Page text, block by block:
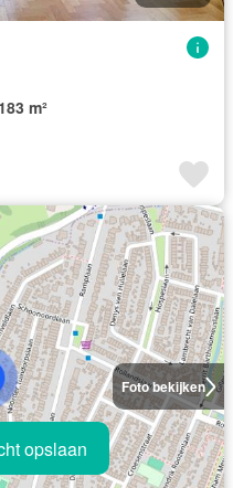
183 m²
Foto bekijken
opslaan